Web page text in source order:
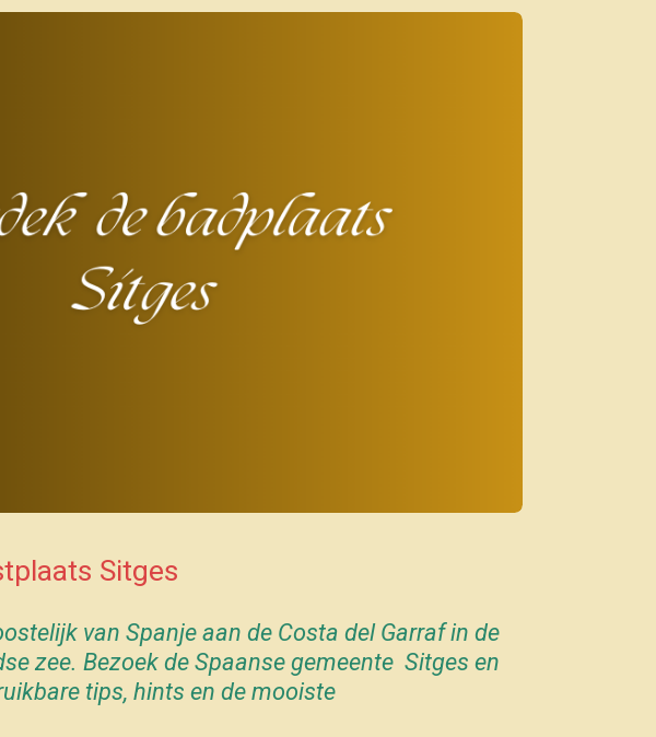
Sitges
van Spanje aan de Costa del Garraf in de
zee. Bezoek de Spaanse gemeente Sitges en
tips, hints en de mooiste